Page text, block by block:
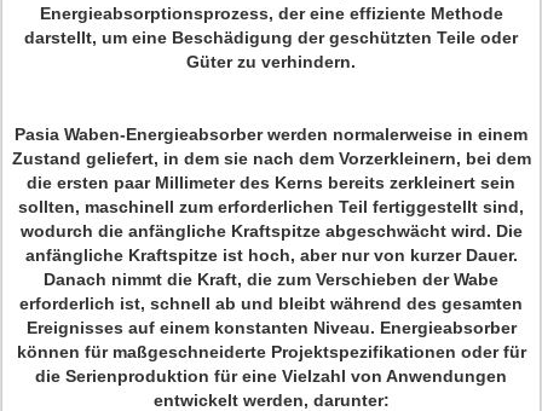
Energieabsorptionsprozess, der eine effiziente Methode
darstellt, um eine Beschädigung der geschützten Teile oder
Güter zu verhindern.
Pasia Waben-Energieabsorber werden normalerweise in einem
Zustand geliefert, in dem sie nach dem Vorzerkleinern, bei dem
die ersten paar Millimeter des Kerns bereits zerkleinert sein
sollten, maschinell zum erforderlichen Teil fertiggestellt sind,
wodurch die anfängliche Kraftspitze abgeschwächt wird. Die
anfängliche Kraftspitze ist hoch, aber nur von kurzer Dauer.
Danach nimmt die Kraft, die zum Verschieben der Wabe
erforderlich ist, schnell ab und bleibt während des gesamten
Ereignisses auf einem konstanten Niveau. Energieabsorber
können für maßgeschneiderte Projektspezifikationen oder für
die Serienproduktion für eine Vielzahl von Anwendungen
entwickelt werden, darunter: